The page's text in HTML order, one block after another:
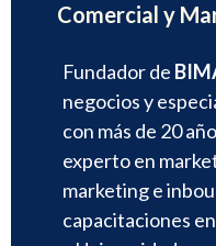
Comercial y
Fundador de
negocios y
con más de 20
experto en
marketing e
capacitaciones